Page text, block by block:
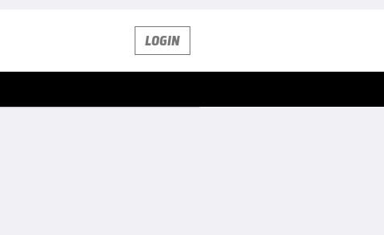
LOGIN